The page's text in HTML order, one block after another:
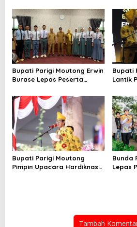
Piala Bergilir 2026
Bupati Parigi Moutong Erwin
Burase Lepas Peserta
Provinsi
Bupati
Lantik
Bupati Parigi Moutong
Pimpin Upacara Hardiknas
Bunda
Lepas
Tambah